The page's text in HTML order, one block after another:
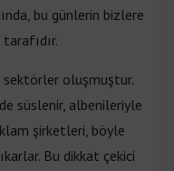
bu günlerin bizlere
sektörler oluşmuştur.
süslenir, albenileriyle
şirketleri, böyle
Bu dikkat çekici